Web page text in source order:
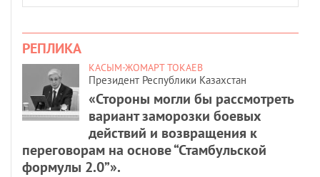
РЕПЛИКА
КАСЫМ-ЖОМАРТ ТОКАЕВ
Президент Республики Казахстан
«Стороны могли бы рассмотреть
вариант заморозки боевых
действий и возвращения к
переговорам на основе “Стамбульской
формулы 2.0”».